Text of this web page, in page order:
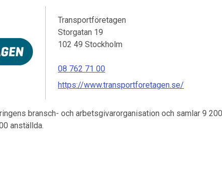
Transportföretagen
Storgatan 19
102 49 Stockholm
08 762 71 00
https://www.transportforetagen.se/
bransch- och arbetsgivarorganisation och samlar 9 200
anställda.